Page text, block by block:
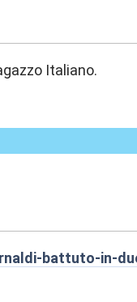
Italiano.
battuto-in-